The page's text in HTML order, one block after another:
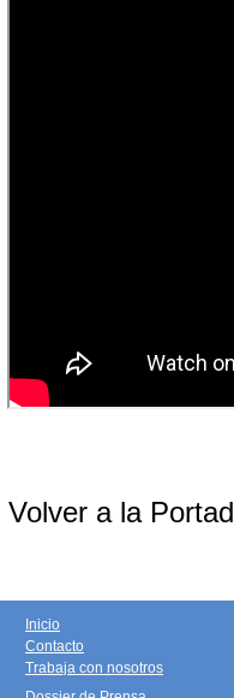
Volver a la
Inicio
Contacto
Trabaja con nosotros